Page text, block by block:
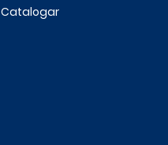
Catalogar